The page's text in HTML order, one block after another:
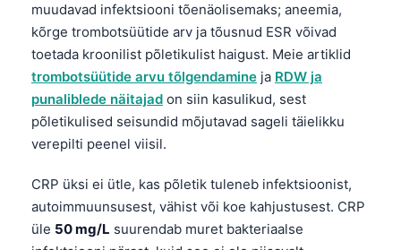
muudavad infektsiooni tõenäolisemaks; aneemia,
kõrge trombotsüütide arv ja tõusnud ESR võivad
toetada kroonilist põletikulist haigust. Meie artiklid
trombotsüütide arvu tõlgendamine ja RDW ja
punaliblede näitajad on siin kasulikud, sest
põletikulised seisundid mõjutavad sageli täielikku
verepilti peenel viisil.
CRP üksi ei ütle, kas põletik tuleneb infektsioonist,
autoimmuunsusest, vähist või koe kahjustusest. CRP
üle 50 mg/L suurendab muret bakteriaalse